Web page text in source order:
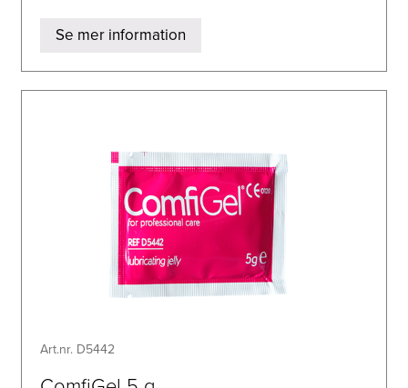
Se mer information
Art.nr. D5442